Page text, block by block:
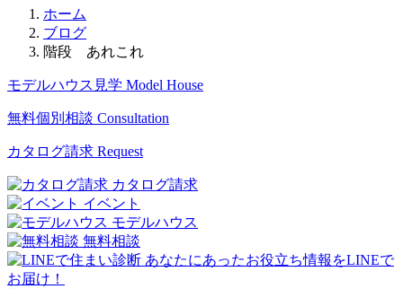
ホーム
ブログ
階段 あれこれ
モデルハウス見学 Model House
無料個別相談 Consultation
カタログ請求 Request
カタログ請求
イベント
モデルハウス
無料相談